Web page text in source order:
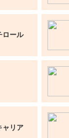
ロール
ャリア